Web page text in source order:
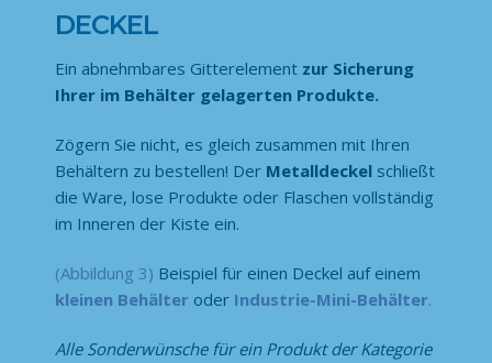
DECKEL
Ein abnehmbares Gitterelement zur Sicherung
Ihrer im Behälter gelagerten Produkte.
Zögern Sie nicht, es gleich zusammen mit Ihren
Behältern zu bestellen! Der Metalldeckel schließt
die Ware, lose Produkte oder Flaschen vollständig
im Inneren der Kiste ein.
(Abbildung 3) Beispiel für einen Deckel auf einem
kleinen Behälter oder Industrie-Mini-Behälter.
Alle Sonderwünsche für ein Produkt der Kategorie